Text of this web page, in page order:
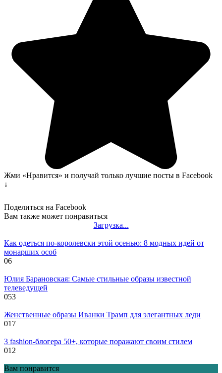
Жми «Нравится» и получай только лучшие посты в Facebook
↓
Поделиться на Facebook
Вам также может понравиться
Загрузка...
Как одеться по-королевски этой осенью: 8 модных идей от
монарших особ
06
Юлия Барановская: Самые стильные образы известной
телеведущей
053
Женственные образы Иванки Трамп для элегантных леди
017
3 fashion-блогера 50+, которые поражают своим стилем
012
Вам понравится